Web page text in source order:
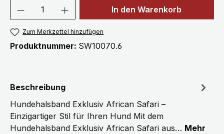
Produkt Anzahl: Gib denIn den Warenkorb
Zum Merkzettel hinzufügen
Produktnummer: SW10070.6
Beschreibung
Hundehalsband Exklusiv African Safari –
Einzigartiger Stil für Ihren Hund Mit dem
Hundehalsband Exklusiv African Safari aus… Mehr